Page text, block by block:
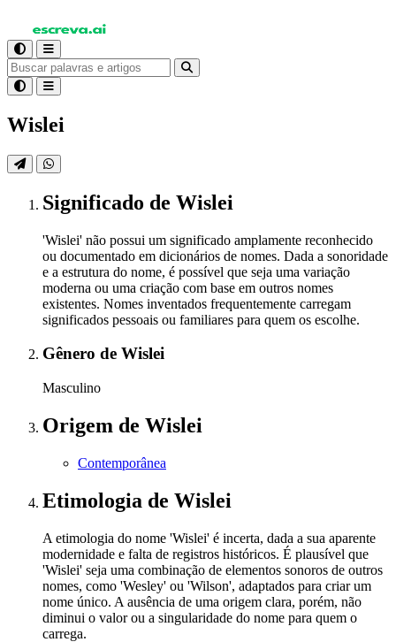
Wislei
Significado de Wislei
'Wislei' não possui um significado amplamente reconhecido
ou documentado em dicionários de nomes. Dada a sonoridade
e a estrutura do nome, é possível que seja uma variação
moderna ou uma criação com base em outros nomes
existentes. Nomes inventados frequentemente carregam
significados pessoais ou familiares para quem os escolhe.
Gênero de Wislei
Masculino
Origem de Wislei
Contemporânea
Etimologia de Wislei
A etimologia do nome 'Wislei' é incerta, dada a sua aparente
modernidade e falta de registros históricos. É plausível que
'Wislei' seja uma combinação de elementos sonoros de outros
nomes, como 'Wesley' ou 'Wilson', adaptados para criar um
nome único. A ausência de uma origem clara, porém, não
diminui o valor ou a singularidade do nome para quem o
carrega.